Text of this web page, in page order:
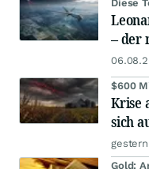
Diese
– der
$600
Krise
sich
Gold: